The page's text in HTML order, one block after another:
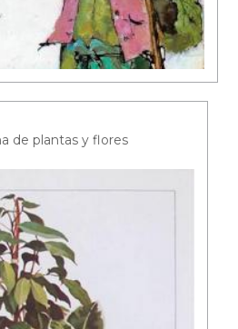
de plantas y flores